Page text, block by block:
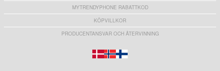
MYTRENDYPHONE RABATTKOD
KÖPVILLKOR
PRODUCENTANSVAR OCH ÅTERVINNING